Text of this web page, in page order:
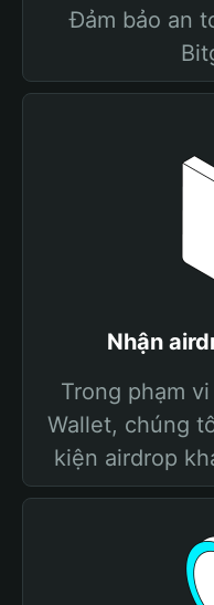
Đảm bảo an
Nhận
Trong phạm
Wallet, chúng
kiện airdrop